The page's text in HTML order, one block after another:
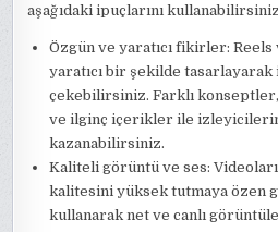
aşağıdaki ipuçlarını
Özgün ve yaratıcı fikirler: Reels
yaratıcı bir şekilde
çekebilirsiniz. Farklı
ve ilginç içerikler ile
kazanabilirsiniz.
Kaliteli görüntü ve ses:
kalitesini yüksek tutmaya özen
kullanarak net ve canlı